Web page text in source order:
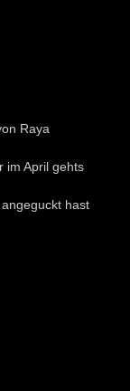
Raya
im April gehts
hast